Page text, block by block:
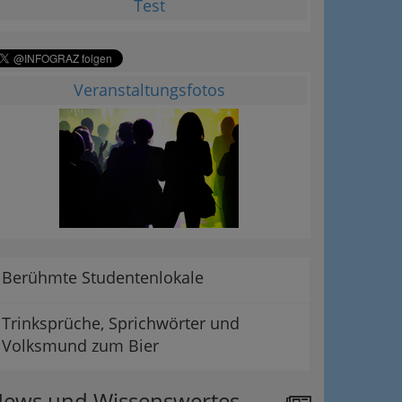
Test
Veranstaltungsfotos
Berühmte Studentenlokale
Trinksprüche, Sprichwörter und
Volksmund zum Bier